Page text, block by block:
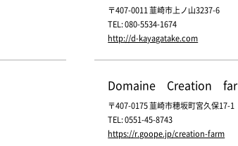
〒407-0011 韮崎市上ノ山3237-6
TEL: 080-5534-1674
http://d-kayagatake.com
Domaine Creation
〒407-0175 韮崎市穂坂町宮久保17-1
TEL: 0551-45-8743
https://r.goope.jp/creation-farm